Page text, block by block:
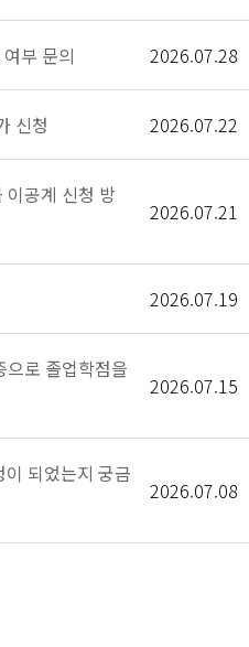
부 문의 2026.07.28
신청 2026.07.22
공계 신청 방
2026.07.21
2026.07.19
로 졸업학점을
2026.07.15
되었는지 궁금
2026.07.08